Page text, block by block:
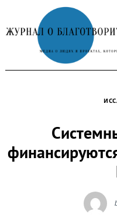
to
content